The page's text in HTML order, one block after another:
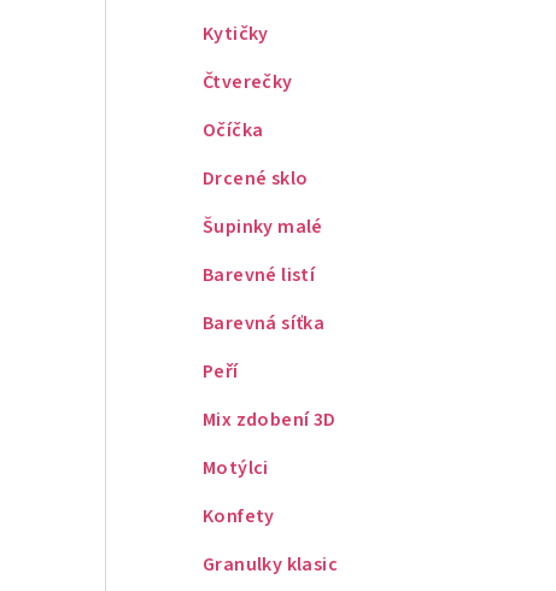
Kytičky
Čtverečky
Očíčka
Drcené sklo
Šupinky malé
Barevné listí
Barevná síťka
Peří
Mix zdobení 3D
Motýlci
Konfety
Granulky klasic